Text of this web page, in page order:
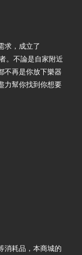
求，成立了
。不論是自家附近
不再是你放下樂器
力幫你找到你想要
消耗品，本商城的